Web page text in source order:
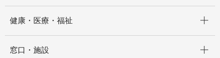
健康・医療・福祉
窓口・施設